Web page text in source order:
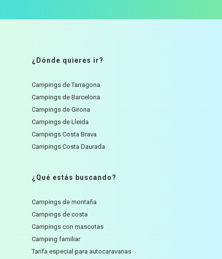
¿Dónde quieres ir?
Campings de Tarragona
Campings de Barcelona
Campings de Girona
Campings de Lleida
Campings Costa Brava
Campings Costa Daurada
¿Qué estás buscando?
Campings de montaña
Campings de costa
Campings con mascotas
Camping familiar
Tarifa especial para autocaravanas